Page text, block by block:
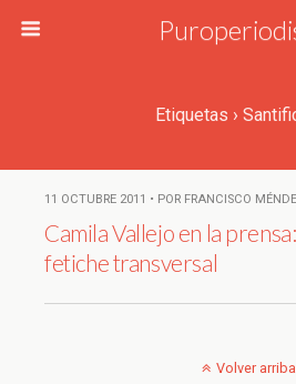
Etiquetas ›
11 OCTUBRE 2011 • POR FRANCISCO
Camila Vallejo en la
fetiche transversal
Volver arriba